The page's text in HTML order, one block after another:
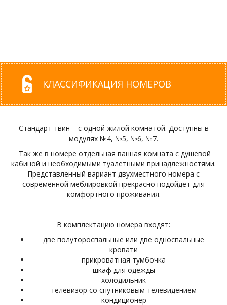
КЛАССИФИКАЦИЯ НОМЕРОВ
Стандарт твин – с одной жилой комнатой. Доступны в
модулях №4, №5, №6, №7.
Так же в номере отдельная ванная комната с душевой
кабиной и необходимыми туалетными принадлежностями.
Представленный вариант двухместного номера с
современной меблировкой прекрасно подойдет для
комфортного проживания.
В комплектацию номера входят:
две полутороспальные или две односпальные
кровати
прикроватная тумбочка
шкаф для одежды
холодильник
телевизор со спутниковым телевидением
кондиционер